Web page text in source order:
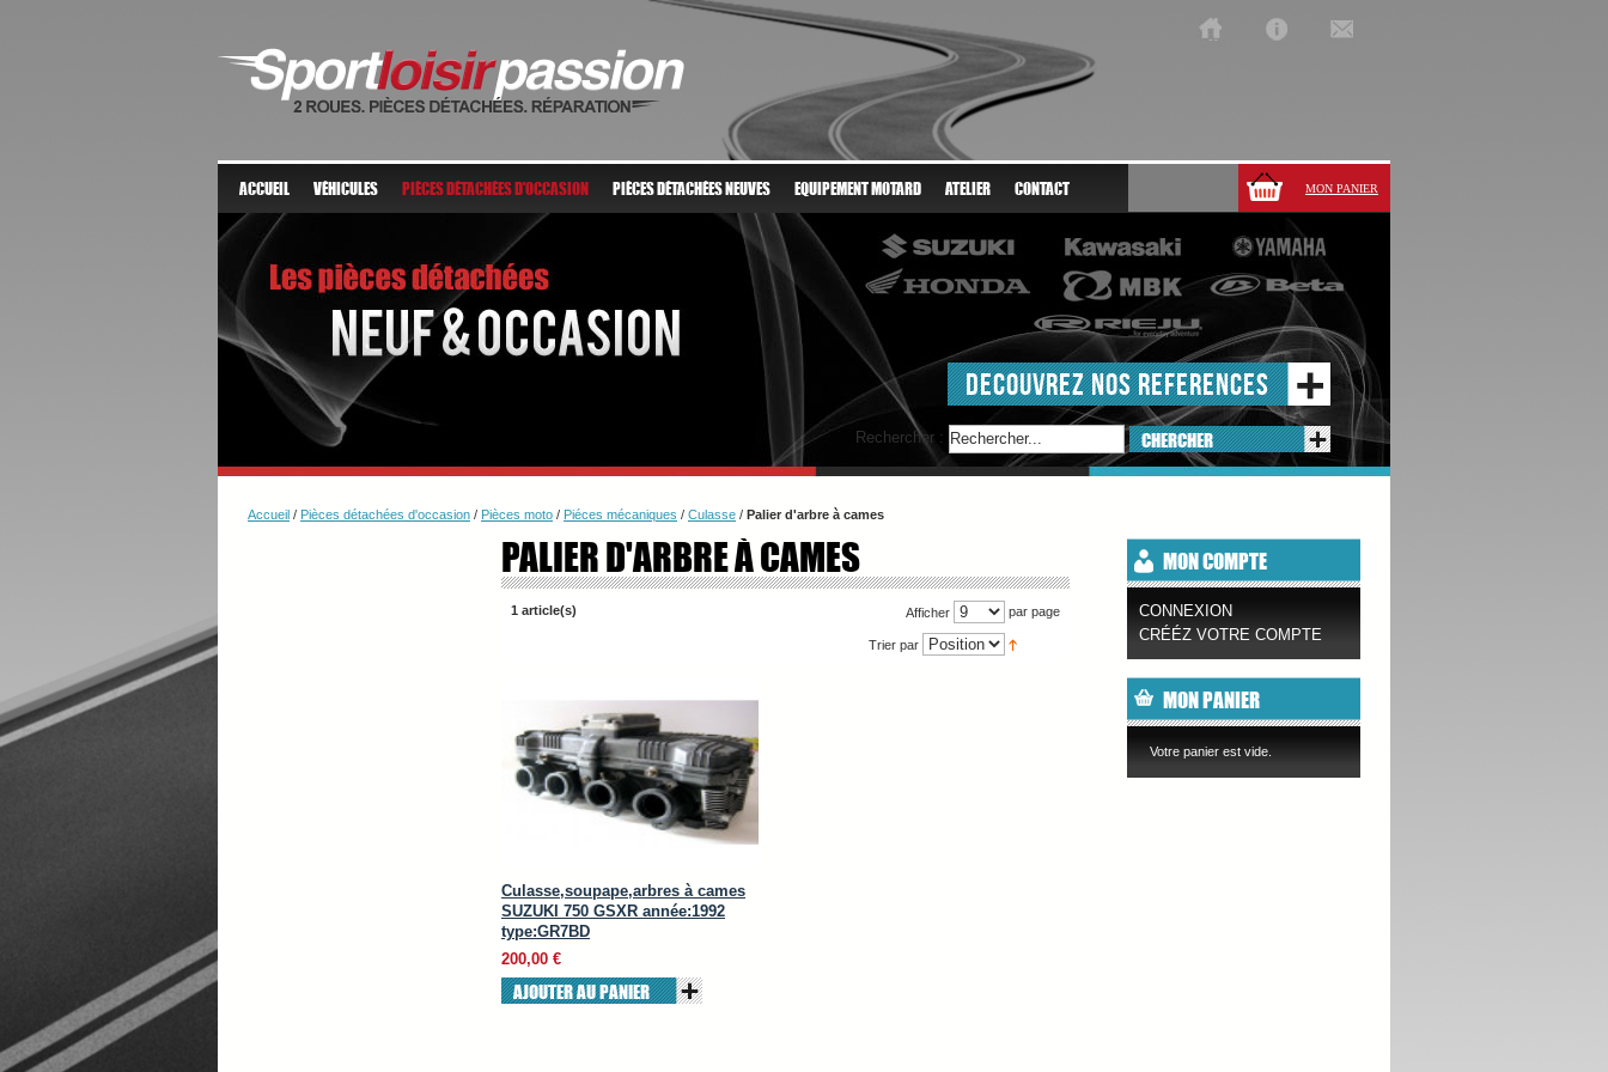
MON PANIER
ACCUEIL VÉHICULES PIÈCES DÉTACHÉES D'OCCASION PIÈCES DÉTACHÉES NEUVES EQUIPEMENT MOTARD ATELIER CONTACT
DECOUVREZ NOS REFERENCES
Rechercher : CHERCHER
Accueil / Pièces détachées d'occasion / Pièces moto / Piéces mécaniques / Culasse / Palier d'arbre à cames
PALIER D'ARBRE À CAMES
1 article(s) Afficher par page
Trier par
Culasse,soupape,arbres à cames
SUZUKI 750 GSXR année:1992
type:GR7BD
200,00 €
AJOUTER AU PANIER
MON COMPTE
CONNEXION
CRÉÉZ VOTRE COMPTE
MON PANIER
Votre panier est vide.